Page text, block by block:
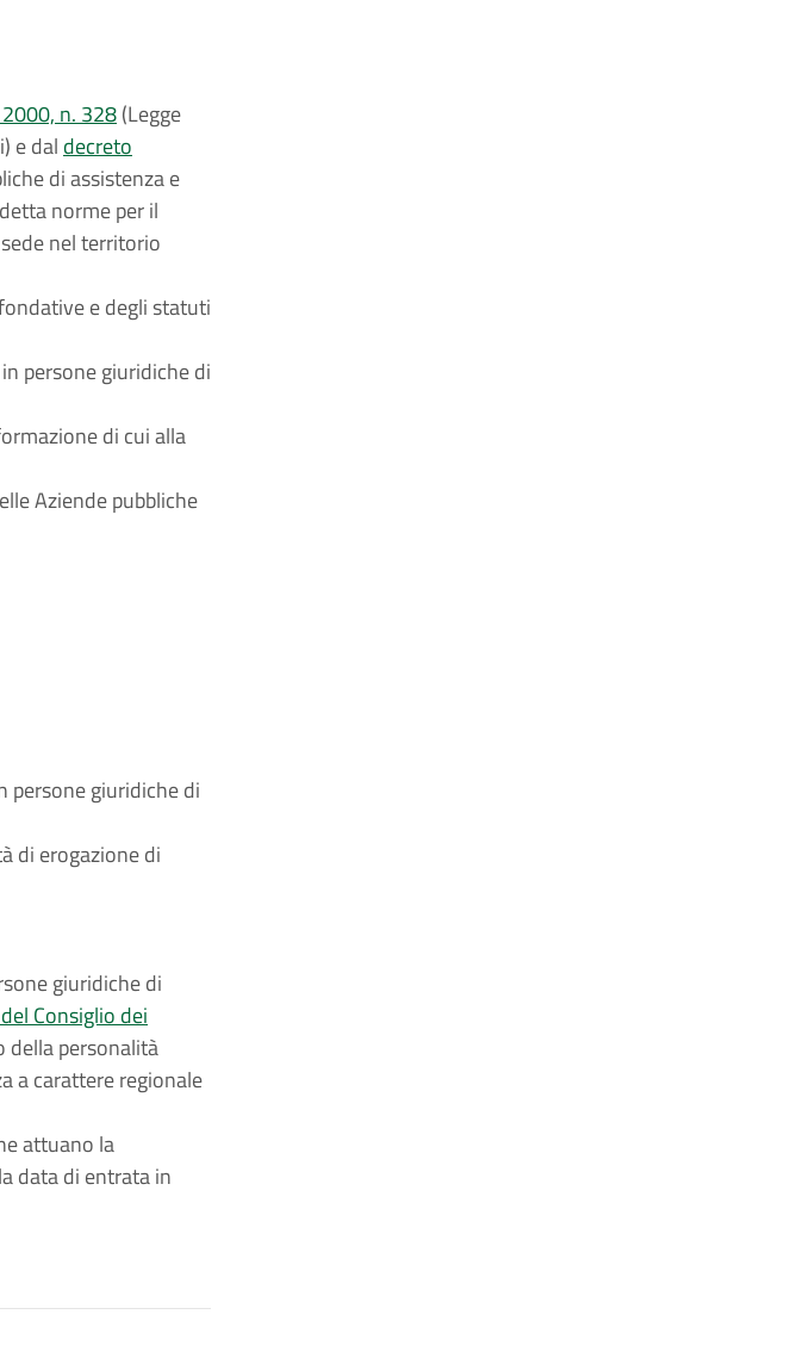
n. 328(Legge
e dal decreto
di assistenza e
norme per il
nel territorio
e degli statuti
persone giuridiche di
di cui alla
Aziende pubbliche
persone giuridiche di
di erogazione di
giuridiche di
Consiglio dei
della personalità
a carattere regionale
attuano la
data di entrata in